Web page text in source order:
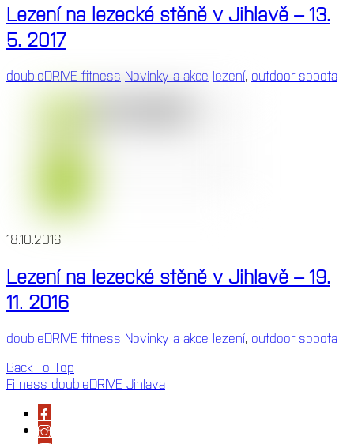
Lezení na lezecké stěně v Jihlavě – 13.
5. 2017
doubleDRIVE fitness Novinky a akce lezení, outdoor sobota
18.10.2016
Lezení na lezecké stěně v Jihlavě – 19.
11. 2016
doubleDRIVE fitness Novinky a akce lezení, outdoor sobota
Back To Top
Fitness doubleDRIVE Jihlava